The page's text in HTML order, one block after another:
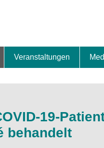
Veranstaltungen
19-
behandelt